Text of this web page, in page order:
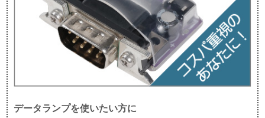
データランプを使いたい方に